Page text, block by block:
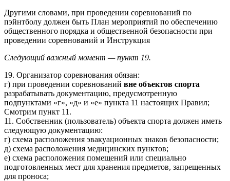
Другими словами, при проведении соревнований по
пэйнтболу должен быть План мероприятий по обеспечению
общественного порядка и общественной безопасности при
проведении соревнований и Инструкция
Следующий важный момент — пункт 19.
19. Организатор соревнования обязан:
г) при проведении соревнований вне объектов спорта
разрабатывать документацию, предусмотренную
подпунктами «г», «д» и «е» пункта 11 настоящих Правил;
Смотрим пункт 11.
11. Собственник (пользователь) объекта спорта должен иметь
следующую документацию:
г) схема расположения эвакуационных знаков безопасности;
д) схема расположения медицинских пунктов;
е) схема расположения помещений или специально
подготовленных мест для хранения предметов, запрещенных
для проноса;